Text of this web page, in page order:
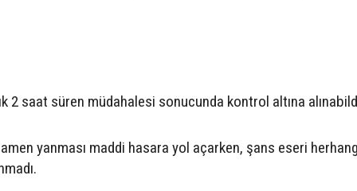
2 saat süren müdahalesi sonucunda kontrol altına
yanması maddi hasara yol açarken, şans eseri